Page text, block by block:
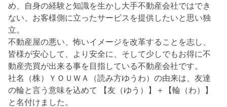
め、自身の経験と知識を生かし大手不動産会社ではでき
ない、お客様側に立ったサービスを提供したいと思い独
立。
不動産屋の悪い、怖いイメージを改革することを志し、
皆様が安心して、より安全に、そして少しでもお得に不
動産売買が出来る事を目指している不動産会社です。
社名（株）ＹＯＵＷＡ（読み方ゆうわ）の由来は、友達
の輪と言う意味を込めて 【友（ゆう）】＋【輪（わ）】
と名付けました。